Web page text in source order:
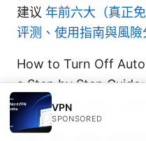
建议 年前六大（真正
评测、使用指南與風險
How to Turn Off
a Step by Step
Troubleshooting, and
Best vpn edge
VPN
SPONSORED